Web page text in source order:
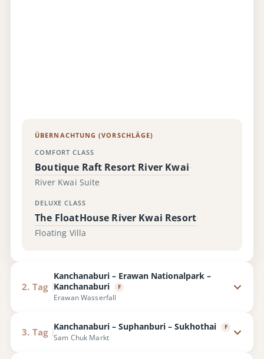
ÜBERNACHTUNG (VORSCHLÄGE)
COMFORT CLASS
Boutique Raft Resort River Kwai·
River Kwai Suite
DELUXE CLASS
The FloatHouse River Kwai Resort·
Floating Villa
2. Tag
Kanchanaburi – Erawan Nationalpark –
Kanchanaburi
F
Erawan Wasserfall
3. Tag
Kanchanaburi – Suphanburi – Sukhothai F
Sam Chuk Markt